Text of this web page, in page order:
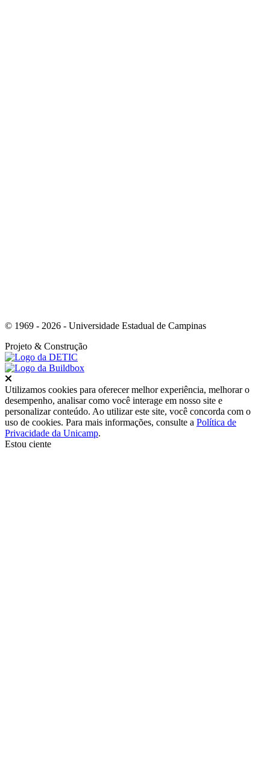
© 1969 - 2026 - Universidade Estadual de Campinas
Projeto & Construção
Utilizamos cookies para oferecer melhor experiência, melhorar o
desempenho, analisar como você interage em nosso site e
personalizar conteúdo. Ao utilizar este site, você concorda com o
uso de cookies. Para mais informações, consulte a Política de
Privacidade da Unicamp.
Estou ciente